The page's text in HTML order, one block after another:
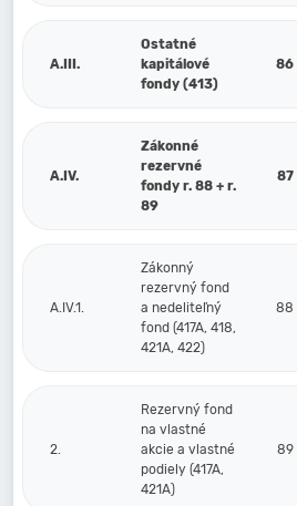
A.III.
Ostatné
kapitálové
fondy (413)
86
A.IV.
Zákonné
rezervné
fondy r. 88 + r.
89
87
A.IV.1.
Zákonný
rezervný fond
a nedeliteľný
fond (417A, 418,
421A, 422)
88
2.
Rezervný fond
na vlastné
akcie a vlastné
podiely (417A,
421A)
89